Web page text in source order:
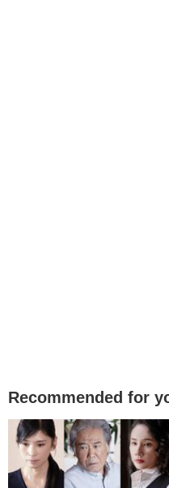
Recommended for